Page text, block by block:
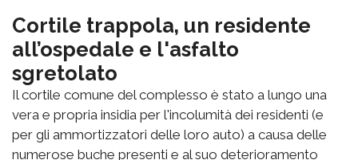
Cortile trappola, un residente
all’ospedale e l'asfalto
sgretolato
Il cortile comune del complesso è stato a lungo una
vera e propria insidia per l'incolumità dei residenti (e
per gli ammortizzatori delle loro auto) a causa delle
numerose buche presenti e al suo deterioramento